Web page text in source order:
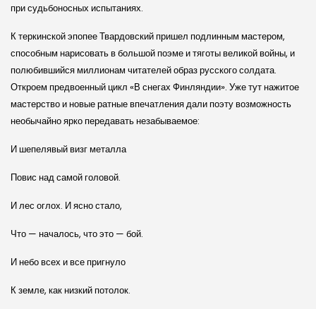
при судьбоносных испытаниях.
К теркинской эпопее Твардовский пришел подлинным мастером,
способным нарисовать в большой поэме и тяготы великой войны, и
полюбившийся миллионам читателей образ русского солдата.
Откроем предвоенный цикл «В снегах Финляндии». Уже тут нажитое
мастерство и новые ратные впечатления дали поэту возможность
необычайно ярко передавать незабываемое:
И шепелявый визг металла
Повис над самой головой.
И лес оглох. И ясно стало,
Что — началось, что это — бой.
И небо всех и все пригнуло
К земле, как низкий потолок.